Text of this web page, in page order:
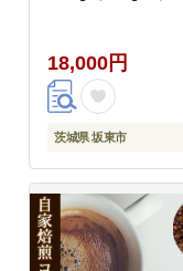
18,000円
茨城県 坂東市